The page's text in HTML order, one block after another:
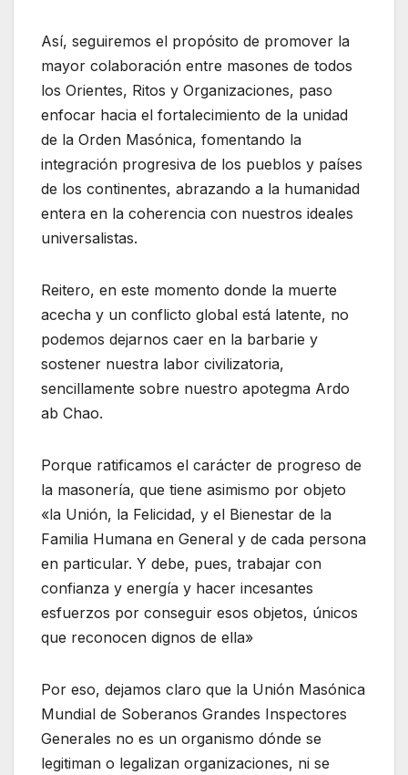
Así, seguiremos el propósito de promover la
mayor colaboración entre masones de todos
los Orientes, Ritos y Organizaciones, paso
enfocar hacia el fortalecimiento de la unidad
de la Orden Masónica, fomentando la
integración progresiva de los pueblos y países
de los continentes, abrazando a la humanidad
entera en la coherencia con nuestros ideales
universalistas.
Reitero, en este momento donde la muerte
acecha y un conflicto global está latente, no
podemos dejarnos caer en la barbarie y
sostener nuestra labor civilizatoria,
sencillamente sobre nuestro apotegma Ardo
ab Chao.
Porque ratificamos el carácter de progreso de
la masonería, que tiene asimismo por objeto
«la Unión, la Felicidad, y el Bienestar de la
Familia Humana en General y de cada persona
en particular. Y debe, pues, trabajar con
confianza y energía y hacer incesantes
esfuerzos por conseguir esos objetos, únicos
que reconocen dignos de ella»
Por eso, dejamos claro que la Unión Masónica
Mundial de Soberanos Grandes Inspectores
Generales no es un organismo dónde se
legitiman o legalizan organizaciones, ni se